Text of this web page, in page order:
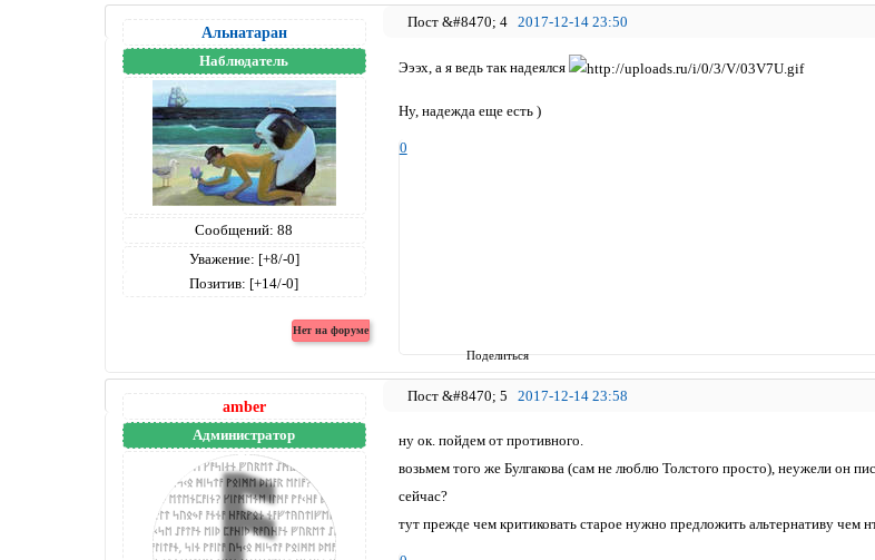
Поделиться
4 2017-12-14 23:50
Альнатаран
Наблюдатель
Сообщений: 88
Уважение: [+8/-0]
Позитив: [+14/-0]
Эээх, а я ведь так надеялся
Ну, надежда еще есть )
0
5 2017-12-14 23:58
amber
Администратор
ну ок. пойдем от противного.
возьмем того же Булгакова (сам не люблю Толстого просто), неужели он
сейчас?
тут прежде чем критиковать старое нужно предложить альтернативу чем